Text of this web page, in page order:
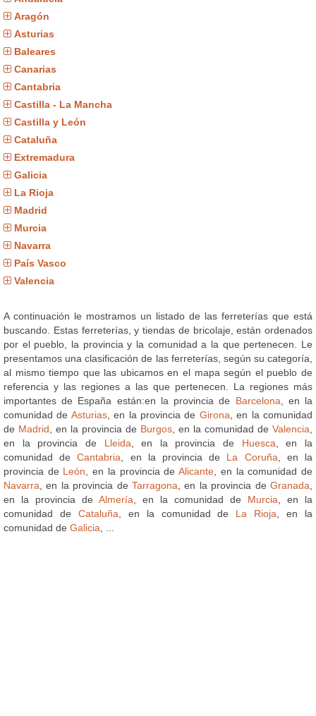
Aragón
Asturias
Baleares
Canarias
Cantabria
Castilla - La Mancha
Castilla y León
Cataluña
Extremadura
Galicia
La Rioja
Madrid
Murcia
Navarra
País Vasco
Valencia
A continuación le mostramos un listado de las ferreterías que está
buscando. Estas ferreterías, y tiendas de bricolaje, están ordenados
por el pueblo, la provincia y la comunidad a la que pertenecen. Le
presentamos una clasificación de las ferreterías, según su categoría,
al mismo tiempo que las ubicamos en el mapa según el pueblo de
referencia y las regiones a las que pertenecen. La regiones más
importantes de España están:en la provincia de Barcelona , en la
comunidad de Asturias, en la provincia de Girona , en la comunidad
de Madrid , en la provincia de Burgos , en la comunidad de Valencia
en la provincia de Lleida , en la provincia de Huesca , en la
comunidad deCantabria , en la provincia de La Coruña , en la
provincia de León , en la provincia deAlicante , en la comunidad de
Navarra , en la provincia de Tarragona , en la provincia de Granada
en la provincia de Almería , en la comunidad de Murcia , en la
comunidad de Cataluña , en la comunidad de La Rioja , en la
comunidad de Galicia